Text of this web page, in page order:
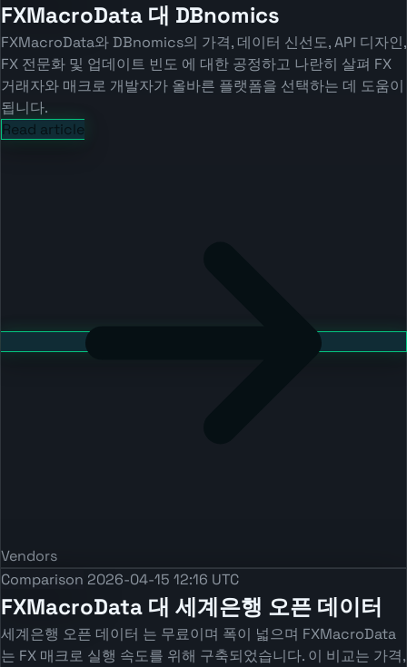
FXMacroData 대 DBnomics
FXMacroData와 DBnomics의 가격, 데이터 신선도, API 디자인,
FX 전문화 및 업데이트 빈도 에 대한 공정하고 나란히 살펴 FX
거래자와 매크로 개발자가 올바른 플랫폼을 선택하는 데 도움이
됩니다.
Read article
Vendors
Comparison 2026-04-15 12:16 UTC
FXMacroData 대 세계은행 오픈 데이터
세계은행 오픈 데이터 는 무료이며 폭이 넓으며 FXMacroData
는 FX 매크로 실행 속도를 위해 구축되었습니다. 이 비교는 가격,